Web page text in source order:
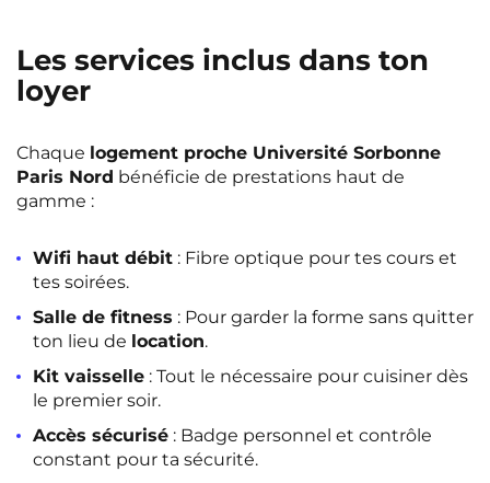
Les services inclus dans ton
loyer
Chaque logement proche Université Sorbonne
Paris Nord bénéficie de prestations haut de
gamme :
Wifi haut débit : Fibre optique pour tes cours et
tes soirées.
Salle de fitness : Pour garder la forme sans quitter
ton lieu de location.
Kit vaisselle : Tout le nécessaire pour cuisiner dès
le premier soir.
Accès sécurisé : Badge personnel et contrôle
constant pour ta sécurité.